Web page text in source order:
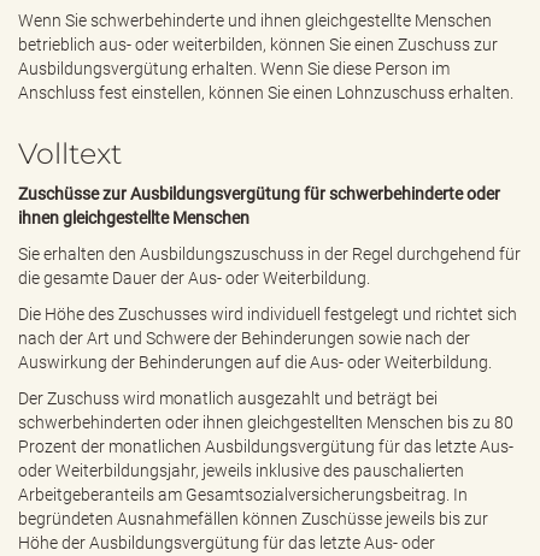
Wenn Sie schwerbehinderte und ihnen gleichgestellte Menschen
betrieblich aus- oder weiterbilden, können Sie einen Zuschuss zur
Ausbildungsvergütung erhalten. Wenn Sie diese Person im
Anschluss fest einstellen, können Sie einen Lohnzuschuss erhalten.
Volltext
Zuschüsse zur Ausbildungsvergütung für schwerbehinderte oder
ihnen gleichgestellte Menschen
Sie erhalten den Ausbildungszuschuss in der Regel durchgehend für
die gesamte Dauer der Aus- oder Weiterbildung.
Die Höhe des Zuschusses wird individuell festgelegt und richtet sich
nach der Art und Schwere der Behinderungen sowie nach der
Auswirkung der Behinderungen auf die Aus- oder Weiterbildung.
Der Zuschuss wird monatlich ausgezahlt und beträgt bei
schwerbehinderten oder ihnen gleichgestellten Menschen bis zu 80
Prozent der monatlichen Ausbildungsvergütung für das letzte Aus-
oder Weiterbildungsjahr, jeweils inklusive des pauschalierten
Arbeitgeberanteils am Gesamtsozialversicherungsbeitrag. In
begründeten Ausnahmefällen können Zuschüsse jeweils bis zur
Höhe der Ausbildungsvergütung für das letzte Aus- oder